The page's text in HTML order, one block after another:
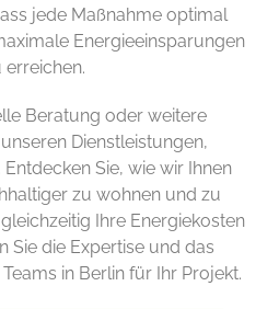
jede Maßnahme optimal
Energieeinsparungen
erreichen.
Beratung oder weitere
Dienstleistungen,
Sie, wie wir Ihnen
zu wohnen und zu
Ihre Energiekosten
Sie die Expertise und das
in Berlin für Ihr Projekt.